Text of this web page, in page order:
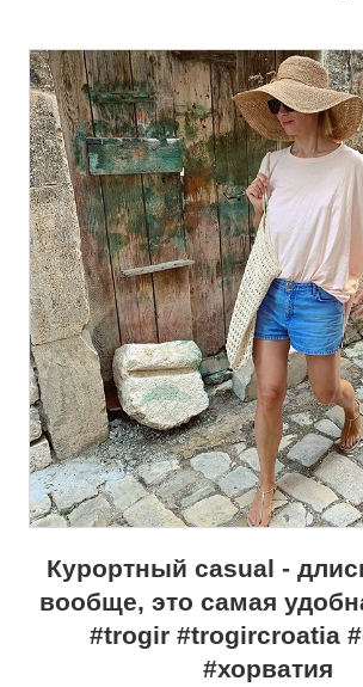
Курортный casual -
вообще, это самая
#trogir #trogircroatia
#хорватия